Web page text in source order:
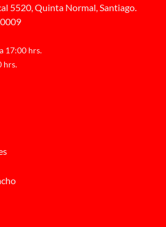
5520, Quinta Normal, Santiago.
17:00 hrs.
hrs.